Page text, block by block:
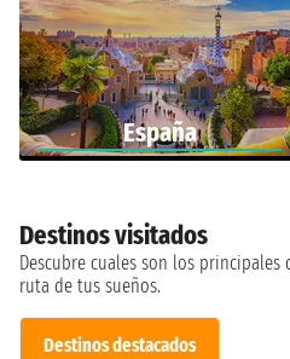
España
Destinos visitados
Descubre cuales son los
ruta de tus sueños.
Destinos destacados